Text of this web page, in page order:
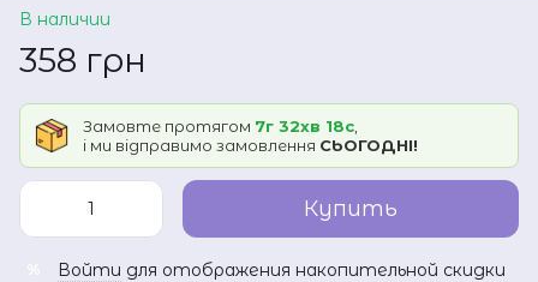
В наличии
358 грн
Замовте протягом 7г 32хв 18с
і ми відправимо замовлення СЬОГОДНІ!
Купить
Войти для отображения накопительной скидки